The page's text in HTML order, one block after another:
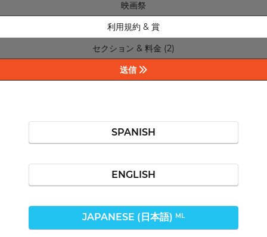
映画祭
利用規約 & 賞
セクション & 料金 (2)
送信
SPANISH
ENGLISH
JAPANESE (日本語) ML